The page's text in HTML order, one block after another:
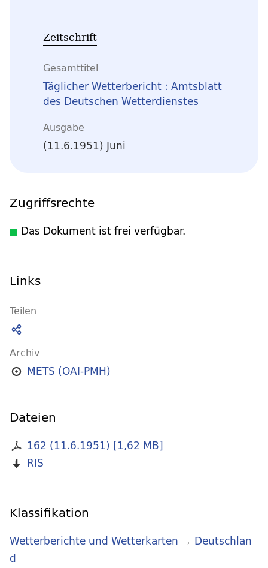
Zeitschrift
Gesamttitel
Täglicher Wetterbericht : Amtsblatt
des Deutschen Wetterdienstes
Ausgabe
(11.6.1951) Juni
Zugriffsrechte
Das Dokument ist frei verfügbar.
Links
Teilen
Archiv
METS (OAI-PMH)
Dateien
162 (11.6.1951) [1,62 MB]
RIS
Klassifikation
Wetterberichte und Wetterkarten → Deutschlan
d